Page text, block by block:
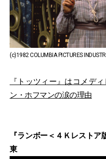
(c)1982 COLUMBIA PICTURES
『トッツィー』はコメデ
ン・ホフマンの涙の理由
『ランボー＜４Ｋレスト
東